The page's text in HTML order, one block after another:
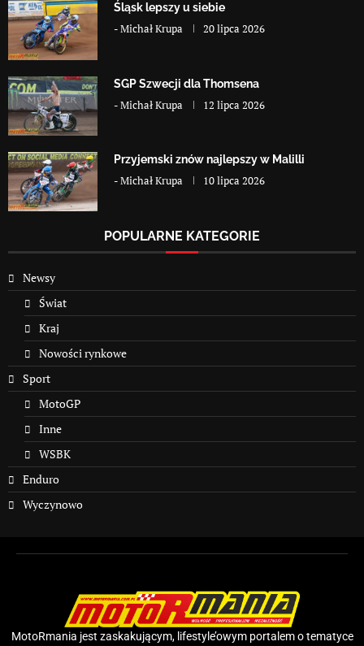
Śląsk lepszy u siebie
-Michał Krupa 20 lipca 2026
SGP Szwecji dla Thomsena
-Michał Krupa 12 lipca 2026
Przyjemski znów najlepszy w Malilli
-Michał Krupa 10 lipca 2026
POPULARNE KATEGORIE
Newsy
Świat
Kraj
Nowości rynkowe
Sport
MotoGP
Inne
WSBK
Enduro
Wyczynowo
MotoRmania jest zaskakującym, lifestyle’owym portalem o tematyce